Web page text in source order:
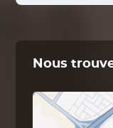
Nous